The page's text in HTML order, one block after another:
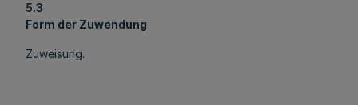
5.3
Form der Zuwendung
Zuweisung.